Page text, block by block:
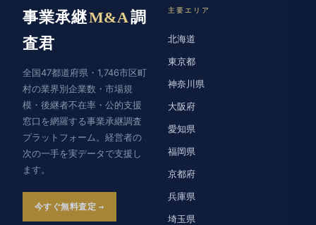
事業承継M&A調
査君
全国47都道府県・1,746市区町
村の業界別企業数・市場規
模・後継者不在率・公的支援
窓口を網羅する事業承継調査
プラットフォーム。経営者の
次の一手を実データで支援し
ます。
今すぐ無料査定
主要エリア
北海道
東京都
神奈川県
大阪府
愛知県
福岡県
京都府
兵庫県
埼玉県